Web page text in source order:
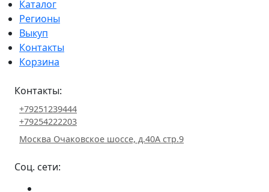
Каталог
Регионы
Выкуп
Контакты
Корзина
Контакты:
+79251239444
+79254222203
Москва Очаковское шоссе, д.40А стр.9
Соц. сети: